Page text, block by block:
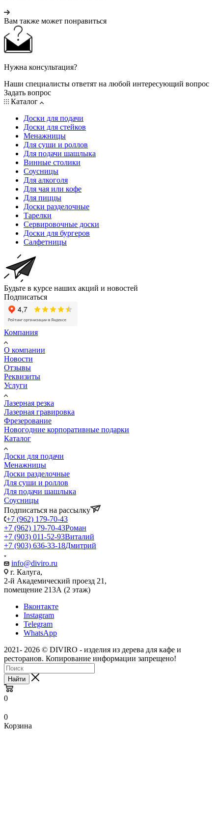
Вам также может понравиться
Нужна консультация?
Наши специалисты ответят на любой интересующий вопрос
Задать вопрос
Каталог
Доски для подачи
Доски для стейков
Менажницы
Для суши и роллов
Для подачи шашлыка
Винные столики
Соусницы
Для алкоголя
Для чая или кофе
Для пиццы
Доски разделочные
Тарелки
Сервировочные доски
Доски для бургеров
Салфетницы
Будьте в курсе наших акций и новостей
Подписаться
Компания
О компании
Новости
Отзывы
Реквизиты
Услуги
Лазерная резка
Лазерная гравировка
Фрезерование
Новогодние корпоративные подарки
Каталог
Доски для подачи
Менажницы
Доски разделочные
Для суши и роллов
Для подачи шашлыка
Соусницы
Подписаться на рассылку
+7 (962) 179-70-43
+7 (962) 179-70-43Роман
+7 (903) 011-52-93Виталий
+7 (903) 636-33-18Дмитрий
info@diviro.ru
г. Калуга,
2-й Академический проезд 21,
помещение 213А (2 этаж)
Вконтакте
Instagram
Telegram
WhatsApp
2021- 2026 © DIVIRO - изделия из дерева для кафе и
ресторанов. Копирование информации запрещено!
Найти
0
0
Корзина